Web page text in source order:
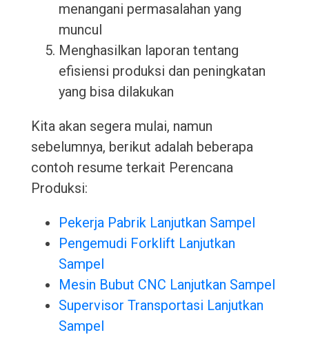
menangani permasalahan yang
muncul
Menghasilkan laporan tentang
efisiensi produksi dan peningkatan
yang bisa dilakukan
Kita akan segera mulai, namun
sebelumnya, berikut adalah beberapa
contoh resume terkait Perencana
Produksi:
Pekerja Pabrik Lanjutkan Sampel
Pengemudi Forklift Lanjutkan
Sampel
Mesin Bubut CNC Lanjutkan Sampel
Supervisor Transportasi Lanjutkan
Sampel